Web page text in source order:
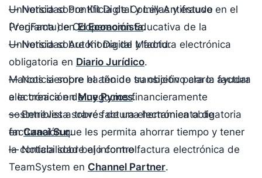
Universidad Pontificia de Comillas y estuvo en el
Programa de Cooperación Educativa de la
Universidad Autónoma de Madrid.
Marcos siempre ha tenido su objetivo claro: ayudar
a la creación de negocios financieramente
sostenibles a través de una herramienta de
facturación que les permita ahorrar tiempo y tener
la contabilidad bajo control.
— Noticia sobre Kit Digital y Ley Antifraude
(VeriFactu) enEl Economista.
— Noticia sobre Kit Digital y factura electrónica
obligatoria en Diario Jurídico.
— Noticia sobre el año de transición para la factura
electrónica enMuy Pymes.
— Entrevista sobre factura electrónica obligatoria
enCanal Sur.
— Noticia sobre el informe factura electrónica de
TeamSystem en Channel Partner.